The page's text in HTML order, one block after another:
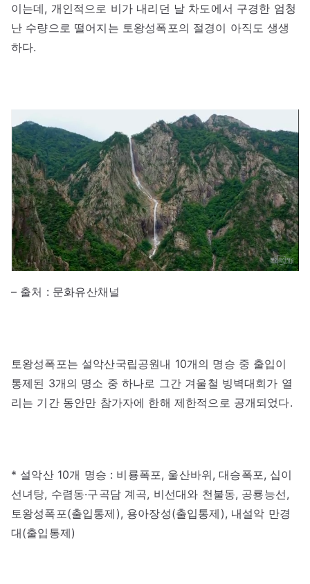
이는데, 개인적으로 비가 내리던 날 차도에서 구경한 엄청
난 수량으로 떨어지는 토왕성폭포의 절경이 아직도 생생
하다.
– 출처 : 문화유산채널
토왕성폭포는 설악산국립공원내 10개의 명승 중 출입이
통제된 3개의 명소 중 하나로 그간 겨울철 빙벽대회가 열
리는 기간 동안만 참가자에 한해 제한적으로 공개되었다.
* 설악산 10개 명승 : 비룡폭포, 울산바위, 대승폭포, 십이
선녀탕, 수렴동·구곡담 계곡, 비선대와 천불동, 공룡능선,
토왕성폭포(출입통제), 용아장성(출입통제), 내설악 만경
대(출입통제)